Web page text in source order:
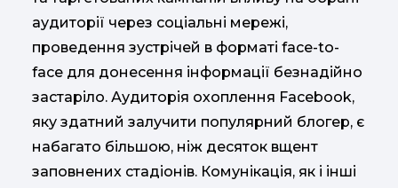
аудиторії через соціальні мережі,
проведення зустрічей в форматі face-to-
face для донесення інформації безнадійно
застаріло. Аудиторія охоплення Facebook,
яку здатний залучити популярний блогер, є
набагато більшою, ніж десяток вщент
заповнених стадіонів. Комунікація, як і інші